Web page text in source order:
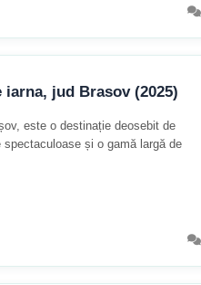
jud Brasov (2025)
este o destinație deosebit de
și o gamă largă de